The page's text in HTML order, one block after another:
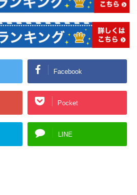
Facebook
Pocket
LINE